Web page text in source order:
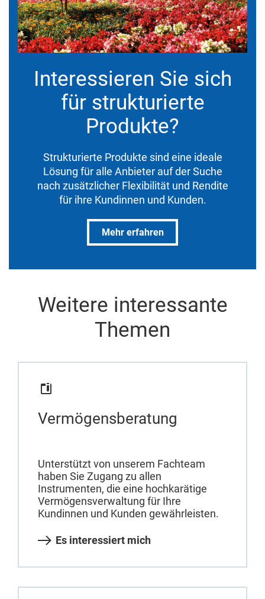
Interessieren Sie sich
für strukturierte
Produkte?
Strukturierte Produkte sind eine ideale
Lösung für alle Anbieter auf der Suche
nach zusätzlicher Flexibilität und Rendite
für ihre Kundinnen und Kunden.
Mehr erfahren
Weitere interessante
Themen
Vermögensberatung
Unterstützt von unserem Fachteam
haben Sie Zugang zu allen
Instrumenten, die eine hochkarätige
Vermögensverwaltung für Ihre
Kundinnen und Kunden gewährleisten.
Es interessiert mich